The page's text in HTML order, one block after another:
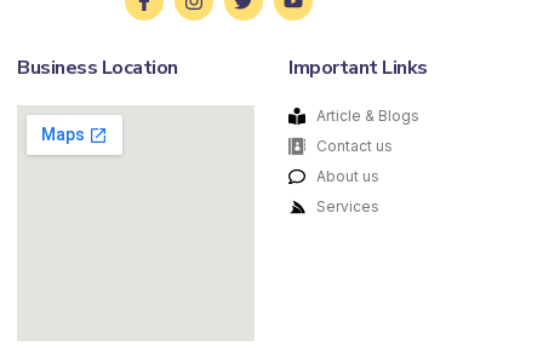
Business Location Important Links
Article & Blogs
Contact us
About us
Services